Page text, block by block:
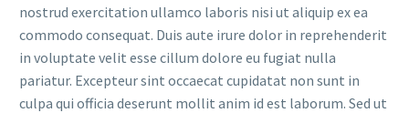
nostrud exercitation ullamco laboris nisi ut aliquip ex ea
commodo consequat. Duis aute irure dolor in reprehenderit
in voluptate velit esse cillum dolore eu fugiat nulla
pariatur. Excepteur sint occaecat cupidatat non sunt in
culpa qui officia deserunt mollit anim id est laborum. Sed ut